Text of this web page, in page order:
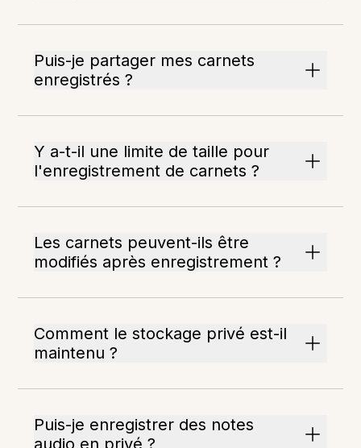
Puis-je partager mes carnets
enregistrés ?
Y a-t-il une limite de taille pour
l'enregistrement de carnets ?
Les carnets peuvent-ils être
modifiés après enregistrement ?
Comment le stockage privé est-il
maintenu ?
Puis-je enregistrer des notes
audio en privé ?